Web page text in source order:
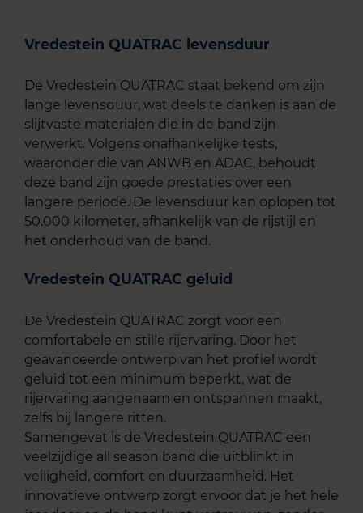
Vredestein QUATRAC levensduur
De Vredestein QUATRAC staat bekend om zijn
lange levensduur, wat deels te danken is aan de
slijtvaste materialen die in de band zijn
verwerkt. Volgens onafhankelijke tests,
waaronder die van ANWB en ADAC, behoudt
deze band zijn goede prestaties over een
langere periode. De levensduur kan oplopen tot
50.000 kilometer, afhankelijk van de rijstijl en
het onderhoud van de band.
Vredestein QUATRAC geluid
De Vredestein QUATRAC zorgt voor een
comfortabele en stille rijervaring. Door het
geavanceerde ontwerp van het profiel wordt
geluid tot een minimum beperkt, wat de
rijervaring aangenaam en ontspannen maakt,
zelfs bij langere ritten.
Samengevat is de Vredestein QUATRAC een
veelzijdige all season band die uitblinkt in
veiligheid, comfort en duurzaamheid. Het
innovatieve ontwerp zorgt ervoor dat je het hele